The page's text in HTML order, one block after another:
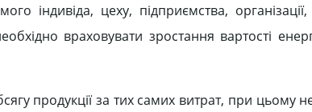
індивіда, цеху, підприємства,
враховувати зростання вартості
продукції за тих самих витрат, при цьому